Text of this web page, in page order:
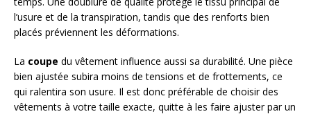
l’usure et de la transpiration, tandis que des renforts bien
placés préviennent les déformations.
La coupe du vêtement influence aussi sa durabilité. Une pièce
bien ajustée subira moins de tensions et de frottements, ce
qui ralentira son usure. Il est donc préférable de choisir des
vêtements à votre taille exacte, quitte à les faire ajuster par un